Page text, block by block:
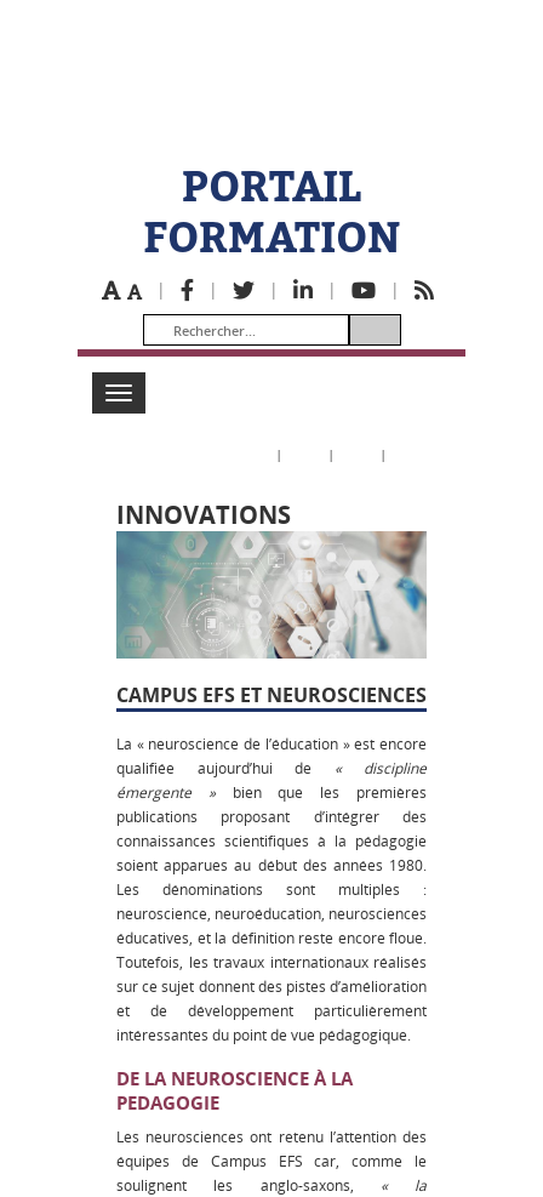
PORTAIL
FORMATION
| | | | |
Toggle
navigation
| | |
INNOVATIONS
CAMPUS EFS ET NEUROSCIENCES
La « neuroscience de l’éducation » est encore
qualifiée aujourd’hui de « discipline
émergente » bien que les premières
publications proposant d’intégrer des
connaissances scientifiques à la pédagogie
soient apparues au début des années 1980.
Les dénominations sont multiples :
neuroscience, neuroéducation, neurosciences
éducatives, et la définition reste encore floue.
Toutefois, les travaux internationaux réalisés
sur ce sujet donnent des pistes d’amélioration
et de développement particulièrement
intéressantes du point de vue pédagogique.
DE LA NEUROSCIENCE À LA
PEDAGOGIE
Les neurosciences ont retenu l’attention des
équipes de Campus EFS car, comme le
soulignent les anglo-saxons, « la